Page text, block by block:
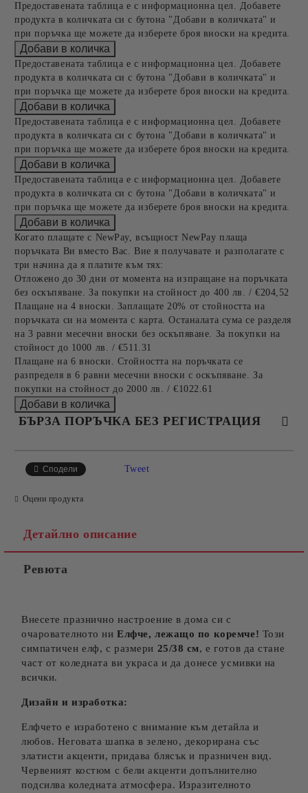
Предоставената таблица е с информационна цел. Добавете
продукта в количката си с бутона "Добави в количката" и
при поръчка ще можете да изберете броя вноски на кредита.
Предоставената таблица е с информационна цел. Добавете
продукта в количката си с бутона "Добави в количката" и
при поръчка ще можете да изберете броя вноски на кредита.
Предоставената таблица е с информационна цел. Добавете
продукта в количката си с бутона "Добави в количката" и
при поръчка ще можете да изберете броя вноски на кредита.
Предоставената таблица е с информационна цел. Добавете
продукта в количката си с бутона "Добави в количката" и
при поръчка ще можете да изберете броя вноски на кредита.
Когато плащате с NewPay, всъщност NewPay плаща
поръчката Ви вместо Вас. Вие я получавате и разполагате с
три начина да я платите към тях:
Отложено до 30 дни от момента на изпращане на поръчката
без оскъпяване. За покупки на стойност до 400 лв. / €204,52
Плащане на 4 вноски. Заплащате 20% от стойността на
поръчката си на момента с карта. Останалата сума се разделя
на 3 равни месечни вноски без оскъпяване. За покупки на
стойност до 1000 лв. / €511.31
Плащане на 6 вноски. Стойността на поръчката се
разпределя в 6 равни месечни вноски с оскъпяване. За
покупки на стойност до 2000 лв. / €1022.61
БЪРЗА ПОРЪЧКА БЕЗ РЕГИСТРАЦИЯ
Сподели Tweet
Оцени продукта
Детайлно описание
Ревюта
Внесете празнично настроение в дома си с
очарователното ниЕлфче, лежащо по коремче! Този
симпатичен елф, с размери 25/38 см, е готов да стане
част от коледната ви украса и да донесе усмивки на
всички.
Дизайн и изработка:
Елфчето е изработено с внимание към детайла и
любов. Неговата шапка в зелено, декорирана със
златисти акценти, придава блясък и празничен вид.
Червеният костюм с бели акценти допълнително
подсилва коледната атмосфера. Изразителното